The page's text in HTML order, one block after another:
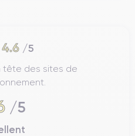
4.6/5
tête des sites de
/5